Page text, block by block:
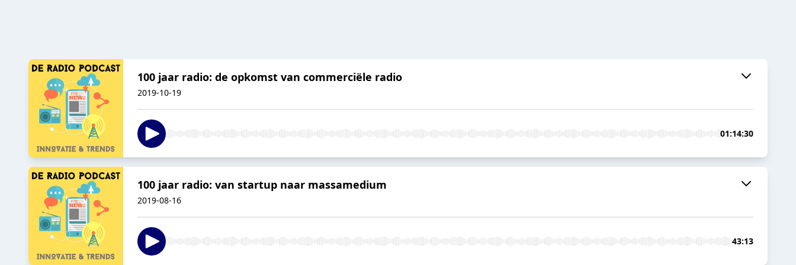
100 jaar radio: de opkomst van commerciële radio
2019-10-19
01:14:30
100 jaar radio: van startup naar massamedium
2019-08-16
43:13